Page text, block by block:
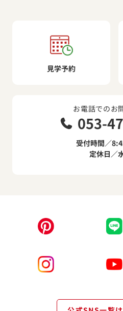
見学予約
お電話でのお
053-
受付時間／
定休日／